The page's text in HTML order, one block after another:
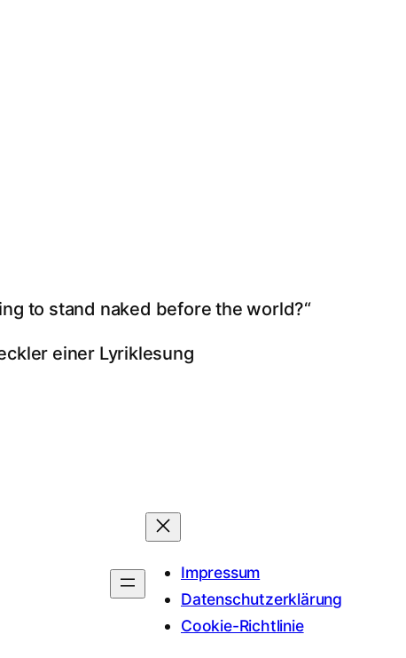
to stand naked before the world?“
einer Lyriklesung
Impressum
Datenschutzerklärung
Cookie-Richtlinie